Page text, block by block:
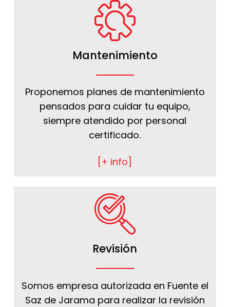
Mantenimiento
Proponemos planes de mantenimiento
pensados para cuidar tu equipo,
siempre atendido por personal
certificado.
[+ info]
Revisión
Somos empresa autorizada en Fuente el
Saz de Jarama para realizar la revisión